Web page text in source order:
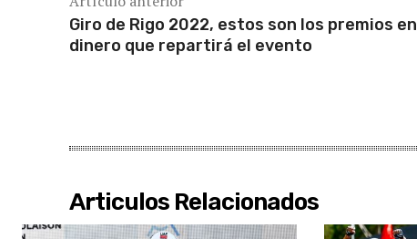
Giro de Rigo 2022, estos son los premios en
dinero que repartirá el evento
Articulos Relacionados